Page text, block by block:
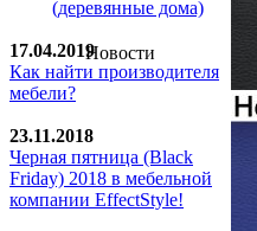
(деревянные дома)
Новости
17.04.2019
Как найти производителя
мебели?
23.11.2018
Черная пятница (Black
Friday) 2018 в мебельной
компании EffectStyle!